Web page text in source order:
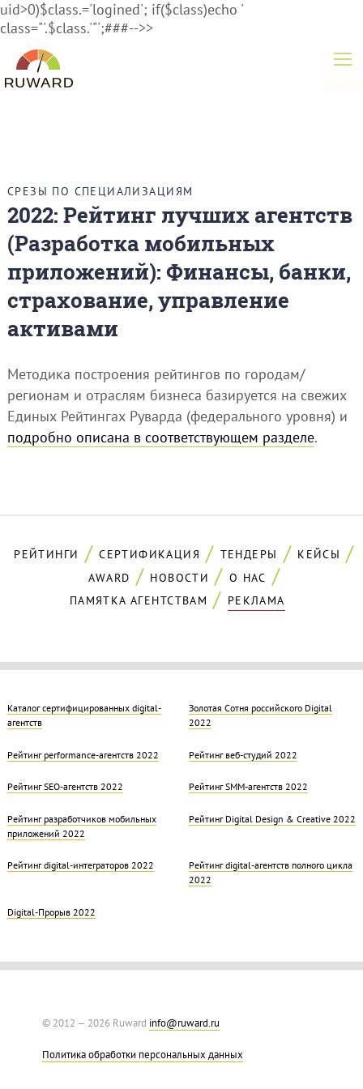
uid>0)$class.='logined'; if($class)echo '
class="'.$class.'"';###-->>
СРЕЗЫ ПО СПЕЦИАЛИЗАЦИЯМ
2022: Рейтинг лучших агентств
(Разработка мобильных
приложений): Финансы, банки,
страхование, управление
активами
Методика построения рейтингов по городам/
регионам и отраслям бизнеса базируется на свежих
Единых Рейтингах Руварда (федерального уровня) и
подробно описана в соответствующем разделе.
РЕЙТИНГИ СЕРТИФИКАЦИЯ ТЕНДЕРЫ
КЕЙСЫ
AWARD
НОВОСТИ
О НАС
ПАМЯТКА АГЕНТСТВАМ
РЕКЛАМА
Каталог сертифицированных digital-
агентств
Золотая Cотня российского Digital
2022
Рейтинг performance-агентств 2022 Рейтинг веб-студий 2022
Рейтинг SEO-агентств 2022 Рейтинг SMM-агентств 2022
Рейтинг разработчиков мобильных
приложений 2022
Рейтинг Digital Design & Creative 2022
Рейтинг digital-интеграторов 2022
Рейтинг digital-агентств полного цикла
2022
Digital-Прорыв 2022
© 2012 — 2026 Ruward info@ruward.ru
Политика обработки персональных данных